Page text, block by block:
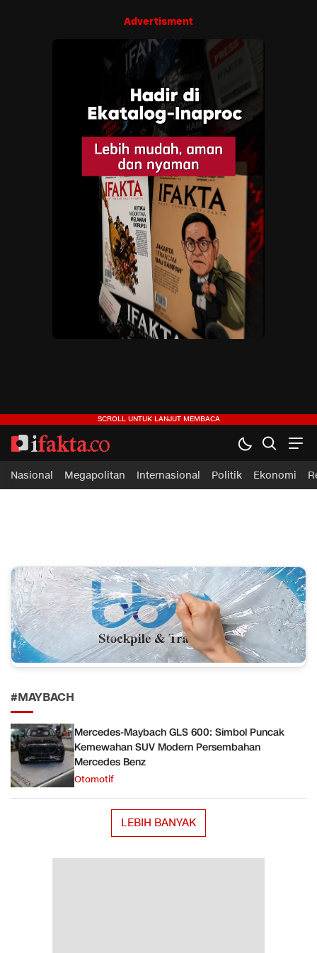
Advertisment
ifakta.co
#pastibenar
Nasional Megapolitan Internasional Politik Ekonomi
#MAYBACH
Mercedes-Maybach GLS 600: Simbol Puncak
Kemewahan SUV Modern Persembahan
Mercedes Benz
Otomotif
LEBIH BANYAK